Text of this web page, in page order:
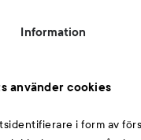
Information
använder cookies
i form av
gillar